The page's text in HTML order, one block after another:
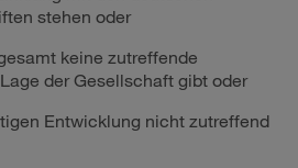
stehen oder
keine zutreffende
der Gesellschaft gibt oder
Entwicklung nicht zutreffend